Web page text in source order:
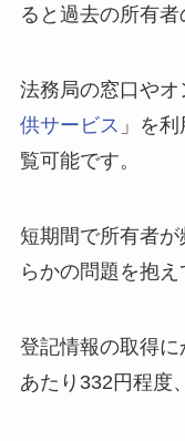
ると過去の所有者
法務局の窓口やオ
供サービス 」を
覧可能です。
短期間で所有者
らかの問題を抱え
登記情報の取得
あたり332円程度